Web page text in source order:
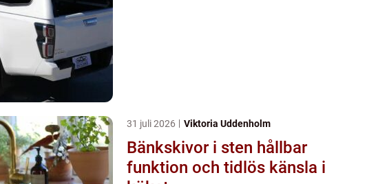
31 juli 2026 Viktoria Uddenholm
Bänkskivor i sten hållbar
funktion och tidlös känsla i